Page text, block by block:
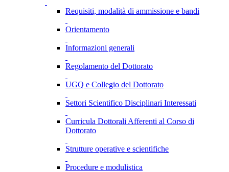
Requisiti, modalità di ammissione e bandi
Orientamento
Informazioni generali
Regolamento del Dottorato
UGQ e Collegio del Dottorato
Settori Scientifico Disciplinari Interessati
Curricula Dottorali Afferenti al Corso di
Dottorato
Strutture operative e scientifiche
Procedure e modulistica